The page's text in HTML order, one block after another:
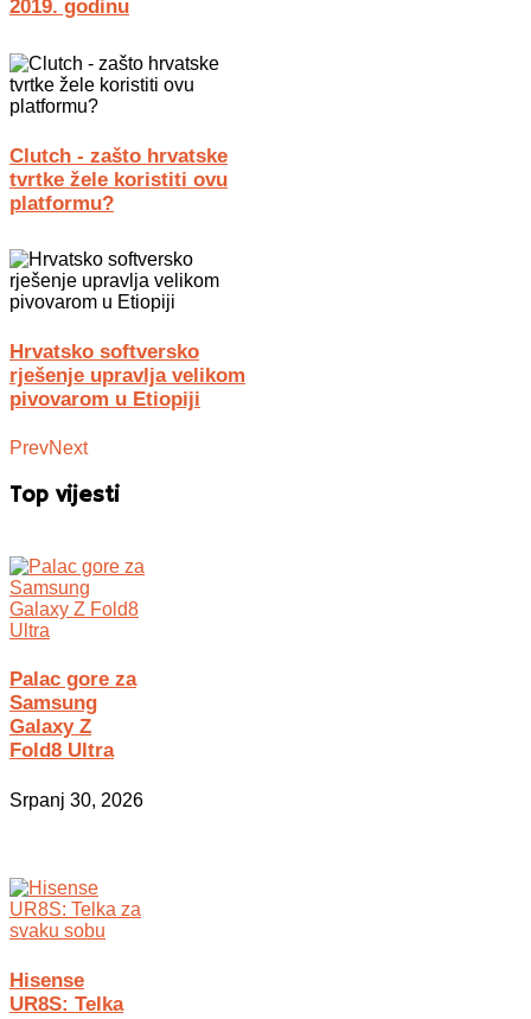
2019. godinu
Clutch - zašto hrvatske
tvrtke žele koristiti ovu
platformu?
Hrvatsko softversko
rješenje upravlja velikom
pivovarom u Etiopiji
PrevNext
Top vijesti
Palac gore za
Samsung
Galaxy Z
Fold8 Ultra
Srpanj 30, 2026
Hisense
UR8S: Telka